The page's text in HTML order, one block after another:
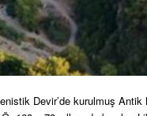
Devir’de kurulmuş